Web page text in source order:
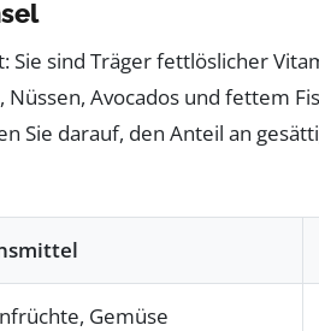
sind Träger fettlöslicher
Avocados und fettem
Sie darauf, den Anteil an
Gemüse